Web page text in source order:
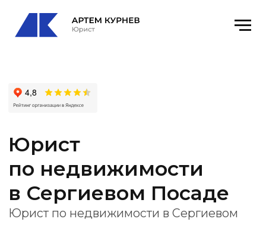
Юрист
в Сергиевом Посаде
Юрист по недвижимости в Сергиевом
Посаде: квартиры, дома, сделки, доли,
БТИ, расчеты, оспаривание сделок,
решений Росреестра и суд.
Офис: Сергиев Посад, ул. Дружбы, 9а, оф.